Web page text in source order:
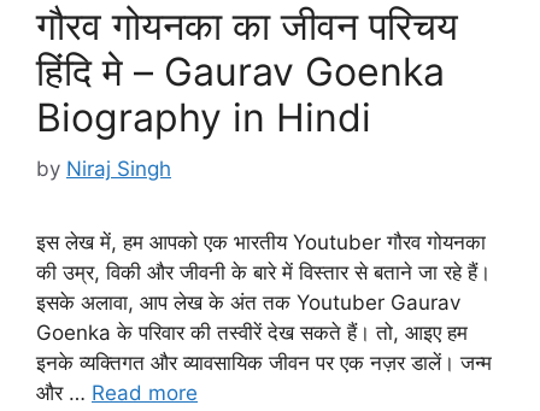
गौरव गोयनका का जीवन परिचय
हिंदि मे – Gaurav Goenka
Biography in Hindi
by Niraj Singh
इस लेख में, हम आपको एक भारतीय Youtuber गौरव गोयनका
की उम्र, विकी और जीवनी के बारे में विस्तार से बताने जा रहे हैं।
इसके अलावा, आप लेख के अंत तक Youtuber Gaurav
Goenka के परिवार की तस्वीरें देख सकते हैं। तो, आइए हम
इनके व्यक्तिगत और व्यावसायिक जीवन पर एक नज़र डालें। जन्म
और … Read more